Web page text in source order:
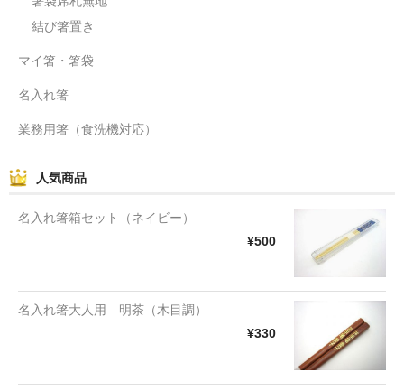
結び箸置き
マイ箸・箸袋
名入れ箸
業務用箸（食洗機対応）
人気商品
名入れ箸箱セット（ネイビー）
¥500
名入れ箸大人用 明茶（木目調）
¥330